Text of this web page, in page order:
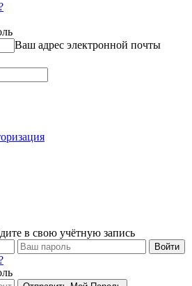
Ваш адрес электронной почты
в свою учётную запись